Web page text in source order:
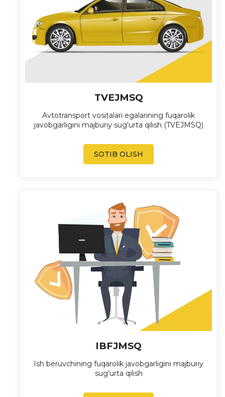
TVEJMSQ
Avtotransport vositalari egalarining fuqarolik
javobgarligini majburiy sug'urta qilish (TVEJMSQ)
SOTIB OLISH
IBFJMSQ
Ish beruvchining fuqarolik javobgarligini majburiy
sug'urta qilish